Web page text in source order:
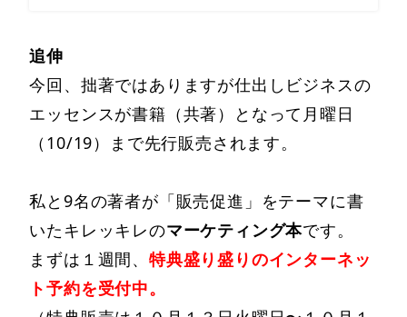
追伸
今回、拙著ではありますが仕出しビジネスの
エッセンスが書籍（共著）となって月曜日
（10/19）まで先行販売されます。
私と9名の著者が「販売促進」をテーマに書
いたキレッキレのマーケティング本です。
まずは１週間、特典盛り盛りのインターネッ
ト予約を受付中。